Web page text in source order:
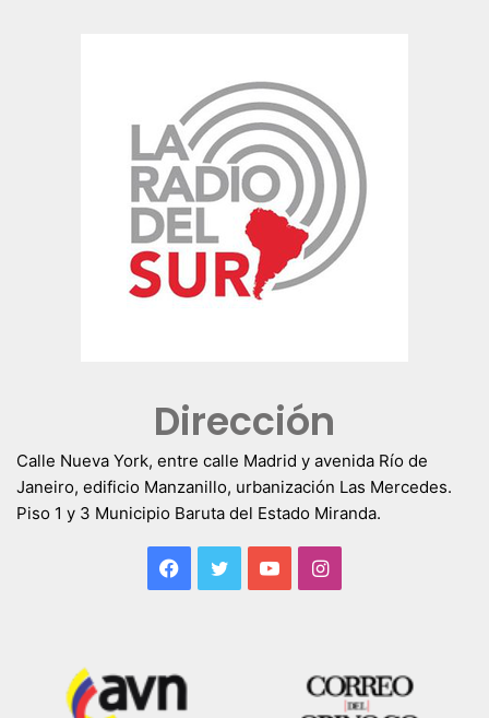
Dirección
Calle Nueva York, entre calle Madrid y avenida Río de
Janeiro, edificio Manzanillo, urbanización Las Mercedes.
Piso 1 y 3 Municipio Baruta del Estado Miranda.
Facebook
TwitterYouTubeInstagram